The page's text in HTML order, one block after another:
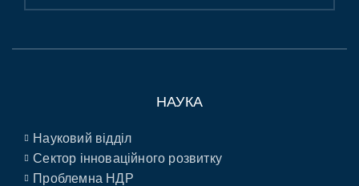
НАУКА
Науковий відділ
Сектор інноваційного розвитку
Проблемна НДР